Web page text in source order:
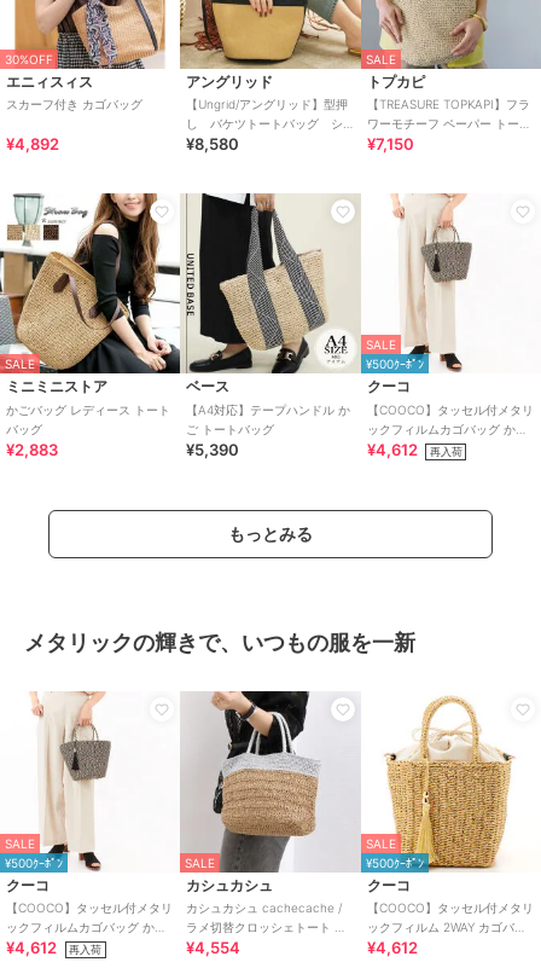
30%OFF
エニィスィス
スカーフ付き カゴバッグ
¥4,892
アングリッド
【Ungrid/アングリッド】型押
し バケツトートバッグ シ
ョルダーバッグ
¥8,580
SALE
トプカピ
【TREASURE TOPKAPI】フラ
ワーモチーフ ペーパー トート
バッグ
¥7,150
SALE
ミニミニストア
かごバッグ レディース トート
バッグ
¥2,883
ベース
【A4対応】テープハンドル か
ご トートバッグ
¥5,390
SALE
¥500ｸｰﾎﾟﾝ
クーコ
【COOCO】タッセル付メタリ
ックフィルムカゴバッグ かご
バッグ 2026新作
¥4,612 再入荷
もっとみる
メタリックの輝きで、いつもの服を一新
SALE
¥500ｸｰﾎﾟﾝ
クーコ
【COOCO】タッセル付メタリ
ックフィルムカゴバッグ かご
バッグ 2026新作
¥4,612 再入荷
SALE
カシュカシュ
カシュカシュ cachecache /
ラメ切替クロッシェトート カ
ゴバッグ
¥4,554
SALE
¥500ｸｰﾎﾟﾝ
クーコ
【COOCO】タッセル付メタリ
ックフィルム 2WAY カゴバッ
グ かごバッグ ショルダー
¥4,612